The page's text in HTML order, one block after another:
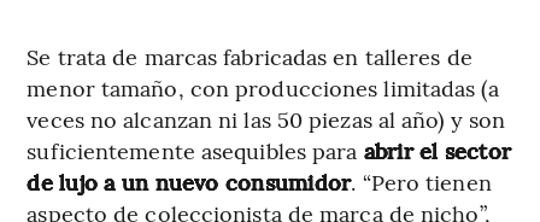
Se trata de marcas fabricadas en talleres de
menor tamaño, con producciones limitadas (a
veces no alcanzan ni las 50 piezas al año) y son
suficientemente asequibles para abrir el sector
de lujo a un nuevo consumidor. “Pero tienen
aspecto de coleccionista de marca de nicho”,